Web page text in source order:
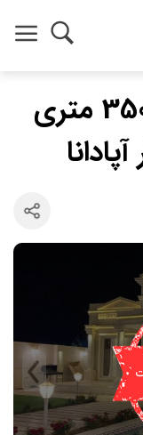
خرید ویلا کلاسیک 350 متری